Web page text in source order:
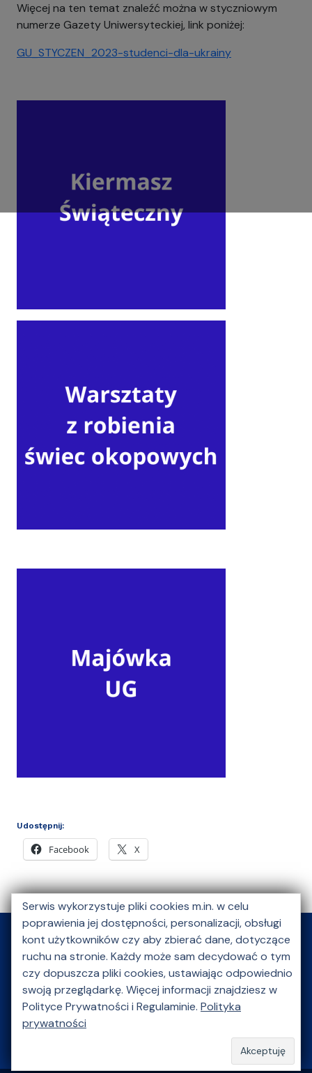
Więcej na ten temat znaleźć można w styczniowym
numerze Gazety Uniwersyteckiej, link poniżej:
GU_STYCZEN_2023-studenci-dla-ukrainy
Udostępnij:
Facebook X
O nas Aktualności
Kongres Młodej Nauki
Szkoły letnie
Akcje charytatywne
Wydarzenie kulturalne
Multimedia
Galeria
Serwis wykorzystuje pliki cookies m.in. w celu
poprawienia jej dostępności, personalizacji, obsługi
kont użytkowników czy aby zbierać dane, dotyczące
ruchu na stronie. Każdy może sam decydować o tym
czy dopuszcza pliki cookies, ustawiając odpowiednio
swoją przeglądarkę. Więcej informacji znajdziesz w
Polityce Prywatności i Regulaminie. Polityka
prywatności